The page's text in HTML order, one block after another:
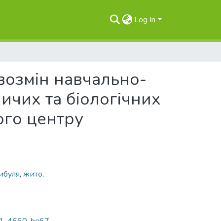
Log In
навчально-
та біологічних
центру
, жито,